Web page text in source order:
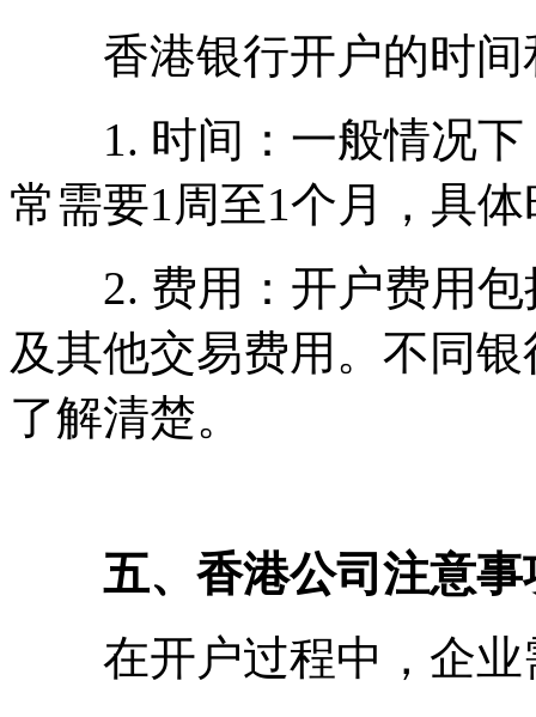
香港银行开户的时间
1. 时间：一般情况下
常需要1周至1个月，具
2. 费用：开户费用包
及其他交易费用。不同
了解清楚。
五、香港公司注意事
在开户过程中，企业